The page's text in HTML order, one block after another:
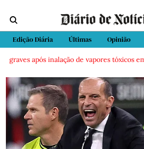
Edição Diária Últimas Opinião
após inalação de vapores tóxicos em